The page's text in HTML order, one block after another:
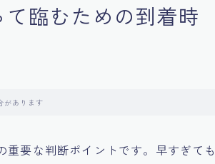
臨むための到着時
があります
要な判断ポイントです。早すぎても